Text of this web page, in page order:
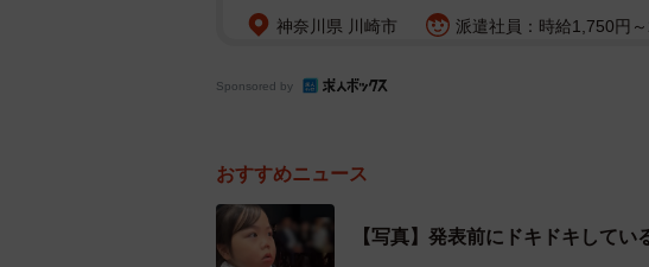
神奈川県 川崎市 派遣社員：時給1,750円
Sponsored by
おすすめニュース
【写真】発表前にドキドキしてい